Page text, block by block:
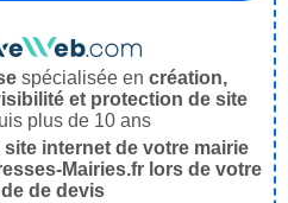
spécialisée en création,
et protection de site
plus de 10 ans
internet de votre mairie
Mairies.fr lors de votre
de devis